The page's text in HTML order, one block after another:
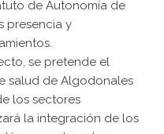
de Autonomía de
presencia y
se pretende el
salud de Algodonales
los sectores
la integración de los